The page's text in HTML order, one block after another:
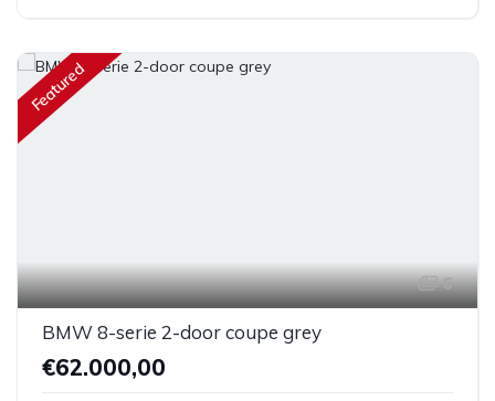
Featured
6
BMW 8-serie 2-door coupe grey
€62.000,00